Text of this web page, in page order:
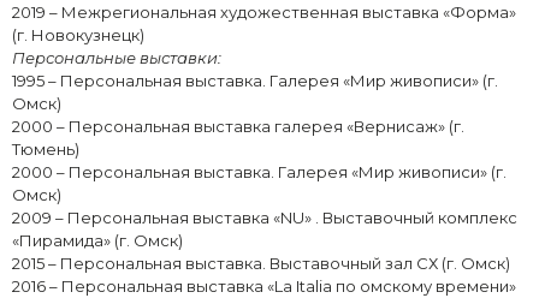
2019 – Межрегиональная художественная выставка «Форма»
(г. Новокузнецк)
Персональные выставки:
1995 – Персональная выставка. Галерея «Мир живописи» (г.
Омск)
2000 – Персональная выставка галерея «Вернисаж» (г.
Тюмень)
2000 – Персональная выставка. Галерея «Мир живописи» (г.
Омск)
2009 – Персональная выставка «NU» . Выставочный комплекс
«Пирамида» (г. Омск)
2015 – Персональная выставка. Выставочный зал СХ (г. Омск)
2016 – Персональная выставка «La Italia по омскому времени»